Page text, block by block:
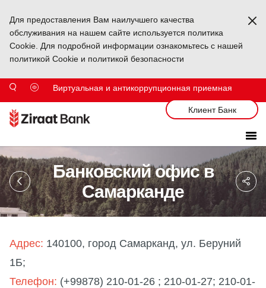
Для предоставления Вам наилучшего качества
обслуживания на нашем сайте используется политика
Cookie. Для подробной информации ознакомьтесь с нашей
политикой Cookie и политикой безопасности
Виртуальная и антикоррупционная приемная
Клиент Банк
Банковский офис в
Самарканде
Адрес: 140100, город Самарканд, ул. Беруний
1Б;
Телефон: (+99878) 210-01-26 ; 210-01-27; 210-01-